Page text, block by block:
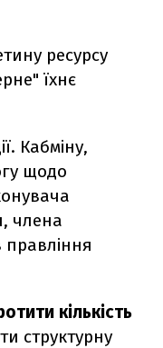
ресурсу
їхнє
Кабміну,
щодо
члена
правління
кількість
структурну